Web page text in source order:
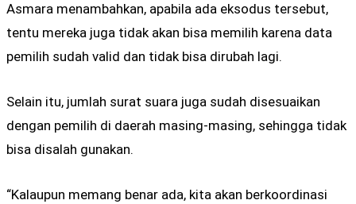
Asmara menambahkan, apabila ada eksodus tersebut,
tentu mereka juga tidak akan bisa memilih karena data
pemilih sudah valid dan tidak bisa dirubah lagi.
Selain itu, jumlah surat suara juga sudah disesuaikan
dengan pemilih di daerah masing-masing, sehingga tidak
bisa disalah gunakan.
“Kalaupun memang benar ada, kita akan berkoordinasi